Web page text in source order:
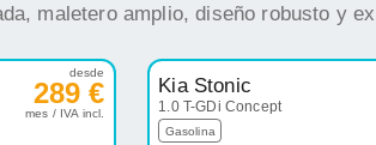
maletero amplio, diseño robusto y
desde
289 €
mes / IVA incl.
Kia Stonic
1.0 T-GDi Concept
Gasolina